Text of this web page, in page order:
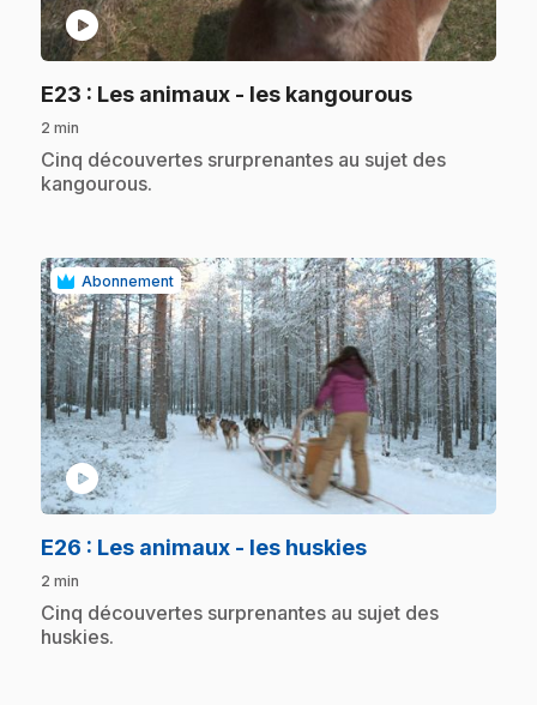
play_circle
E23 : Les animaux - les kangourous.
2 min
.Cinq découvertes srurprenantes au sujet des
kangourous.
Abonnement
play_circle
E26 : Les animaux - les huskies.
2 min
.Cinq découvertes surprenantes au sujet des
huskies.